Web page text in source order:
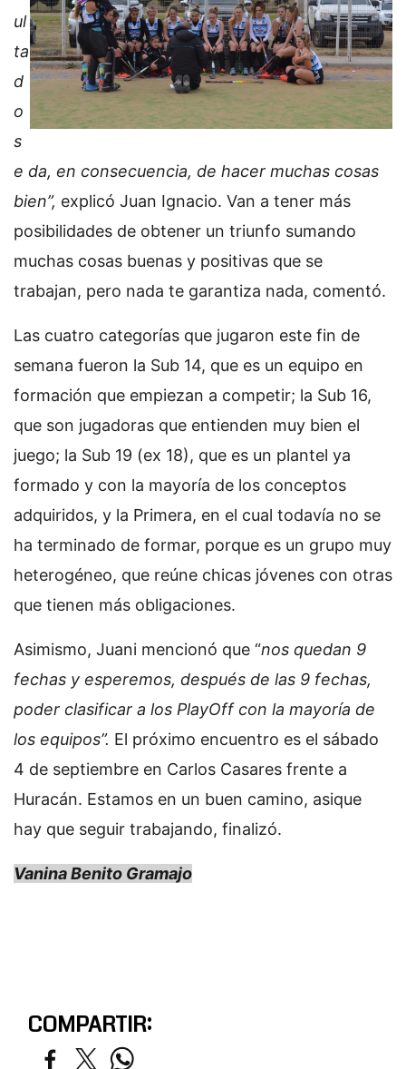
ul
ta
d
o
s
e da, en consecuencia, de hacer muchas cosas
bien”, explicó Juan Ignacio. Van a tener más
posibilidades de obtener un triunfo sumando
muchas cosas buenas y positivas que se
trabajan, pero nada te garantiza nada, comentó.
Las cuatro categorías que jugaron este fin de
semana fueron la Sub 14, que es un equipo en
formación que empiezan a competir; la Sub 16,
que son jugadoras que entienden muy bien el
juego; la Sub 19 (ex 18), que es un plantel ya
formado y con la mayoría de los conceptos
adquiridos, y la Primera, en el cual todavía no se
ha terminado de formar, porque es un grupo muy
heterogéneo, que reúne chicas jóvenes con otras
que tienen más obligaciones.
Asimismo, Juani mencionó que “nos quedan 9
fechas y esperemos, después de las 9 fechas,
poder clasificar a los PlayOff con la mayoría de
los equipos”. El próximo encuentro es el sábado
4 de septiembre en Carlos Casares frente a
Huracán. Estamos en un buen camino, asique
hay que seguir trabajando, finalizó.
Vanina Benito Gramajo
COMPARTIR: